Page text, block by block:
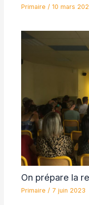
Primaire / 10 mars
On prépare la
Primaire / 7 juin 2023